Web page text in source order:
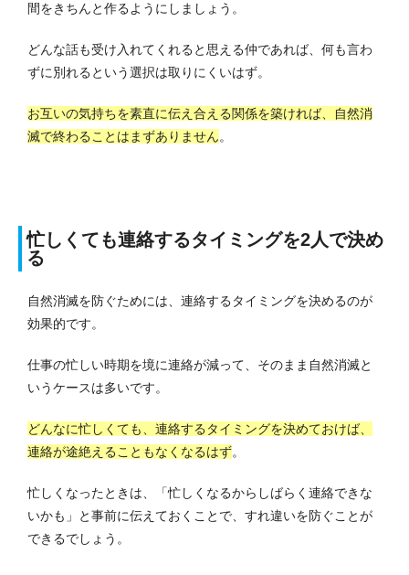
間をきちんと作るようにしましょう。
どんな話も受け入れてくれると思える仲であれば、何も言わ
ずに別れるという選択は取りにくいはず。
お互いの気持ちを素直に伝え合える関係を築ければ、自然消
滅で終わることはまずありません。
忙しくても連絡するタイミングを2人で決め
る
自然消滅を防ぐためには、連絡するタイミングを決めるのが
効果的です。
仕事の忙しい時期を境に連絡が減って、そのまま自然消滅と
いうケースは多いです。
どんなに忙しくても、連絡するタイミングを決めておけば、
連絡が途絶えることもなくなるはず。
忙しくなったときは、「忙しくなるからしばらく連絡できな
いかも」と事前に伝えておくことで、すれ違いを防ぐことが
できるでしょう。